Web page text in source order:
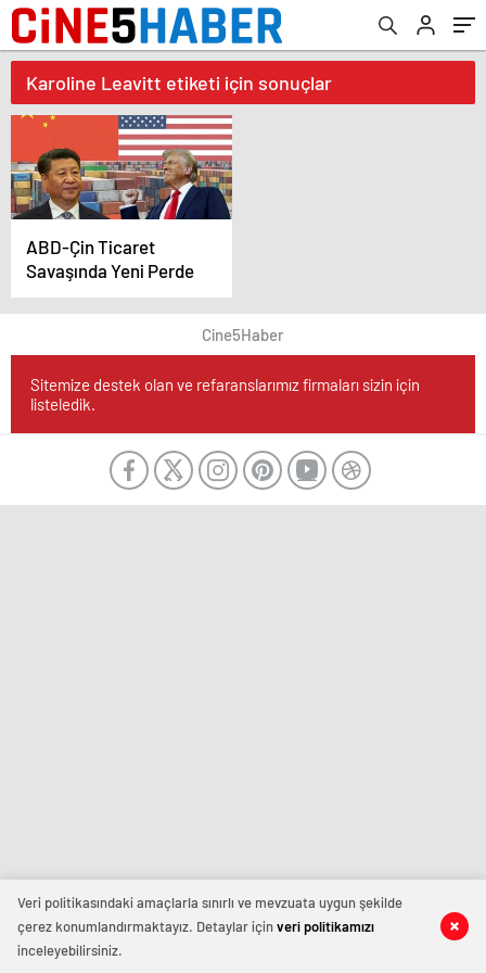
Karoline Leavitt etiketi için sonuçlar
ABD-Çin Ticaret
Savaşında Yeni Perde
Cine5Haber
Sitemize destek olan ve refaranslarımız firmaları sizin için
listeledik.
Veri politikasındaki amaçlarla sınırlı ve mevzuata uygun şekilde
çerez konumlandırmaktayız. Detaylar içinveri politikamızı
inceleyebilirsiniz.